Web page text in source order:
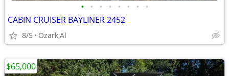
• • • • • • • •
CABIN CRUISER BAYLINER 2452
8/5 Ozark,Al
$65,000